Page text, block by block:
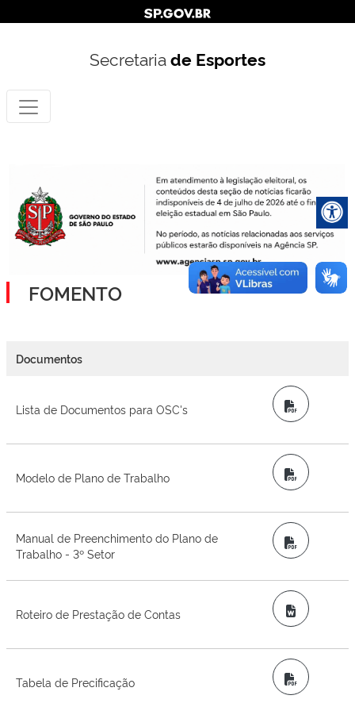
Secretariade Esportes
FOMENTO
Documentos
Lista de Documentos para OSC's PDF
Modelo de Plano de Trabalho PDF
Manual de Preenchimento do Plano de
Trabalho - 3º Setor
PDF
Roteiro de Prestação de Contas Word
Tabela de Precificação PDF